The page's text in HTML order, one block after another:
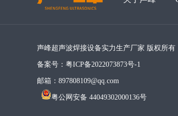
声峰超声波焊接设备实力生产厂家 版权所有
备案号： 粤ICP备2022073873号-1
邮箱：897808109@qq.com
粤公网安备 44049302000136号